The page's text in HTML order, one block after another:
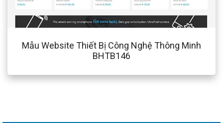
Mẫu Website Thiết Bị Công Nghệ Thông Minh
BHTB146